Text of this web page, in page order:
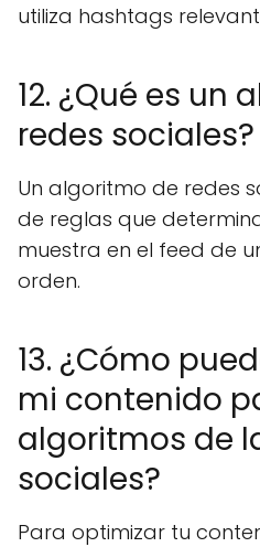
utiliza hashtags
12. ¿Qué es un
redes sociales?
Un algoritmo de redes
de reglas que
muestra en el feed de
orden.
13. ¿Cómo
mi contenido
algoritmos de
sociales?
Para optimizar tu